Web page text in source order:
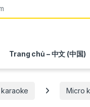
Trang chủ – 中文 (中国)
karaoke Micro